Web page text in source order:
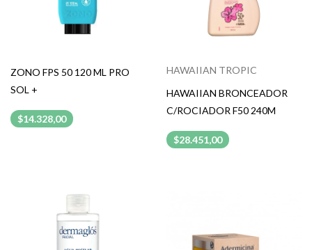
ZONO FPS 50 120 ML PRO
SOL +
$14.328,00
HAWAIIAN TROPIC
HAWAIIAN BRONCEADOR
C/ROCIADOR F50 240M
$28.451,00